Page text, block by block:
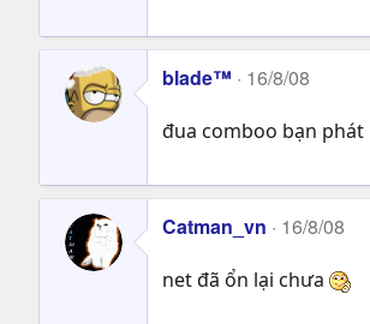
blade™ 16/8/08
đua comboo bạn phát
Catman_vn 16/8/08
net đã ổn lại chưa